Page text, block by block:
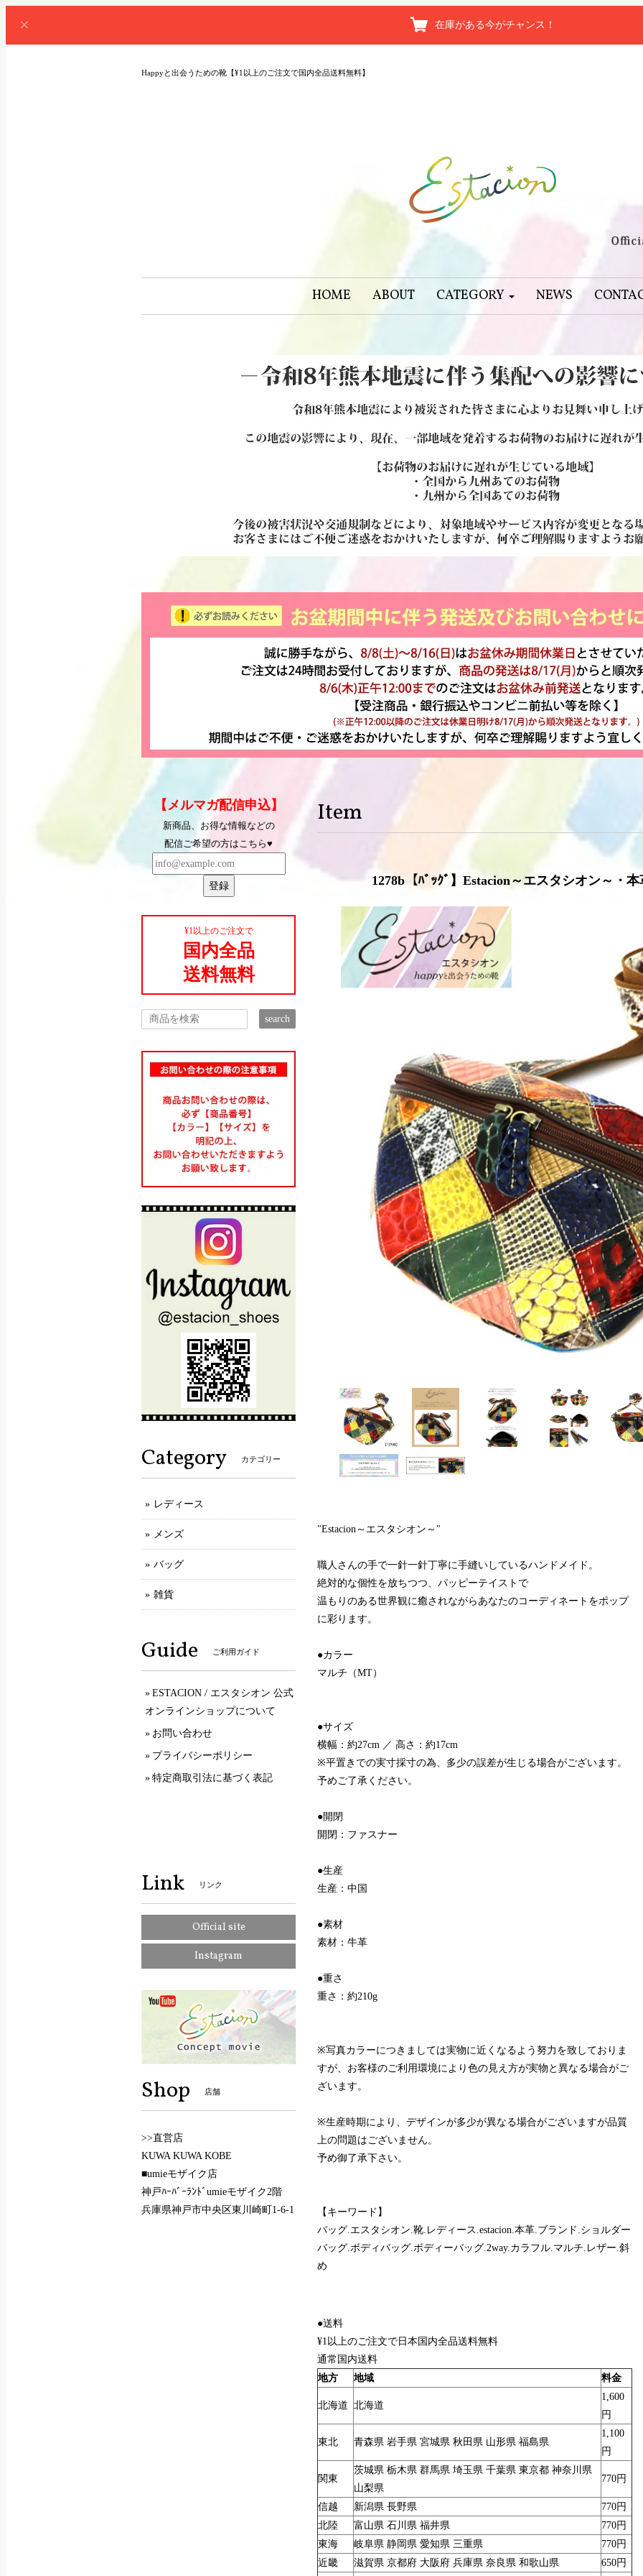
在庫がある今がチャンス！
Happyと出会うための靴【¥1以上のご注文で国内全品送料無料】
HOME ABOUT CATEGORY NEWS
Item
1278b【ﾊﾞｯｸﾞ】Estacion～エスタシオン～・
"Estacion～エスタシオン～"
職人さんの手で一針一針丁寧に手縫いしているハンドメイド。
絶対的な個性を放ちつつ、パッピーテイストで
温もりのある世界観に癒されながらあなたのコーディネートをポップ
に彩ります。
●カラー
マルチ（MT）
●サイズ
横幅：約27cm ／ 高さ：約17cm
※平置きでの実寸採寸の為、多少の誤差が生じる場合がございます。
予めご了承ください。
●開閉
開閉：ファスナー
●生産
生産：中国
●素材
素材：牛革
●重さ
重さ：約210g
※写真カラーにつきましては実物に近くなるよう努力を致しておりま
すが、お客様のご利用環境により色の見え方が実物と異なる場合がご
ざいます。
※生産時期により、デザインが多少が異なる場合がございますが品質
上の問題はございません。
予め御了承下さい。
【キーワード】
バッグ.エスタシオン.靴.レディース.estacion.本革.ブランド.ショルダー
バッグ.ボディバッグ.ボディーバッグ.2way.カラフル.マルチ.レザー.斜
め
●送料
¥1以上のご注文で日本国内全品送料無料
通常国内送料
地方
地域 料金
北海道 北海道
1,600
円
東北 青森県 岩手県 宮城県 秋田県 山形県 福島県
1,100
円
関東
茨城県 栃木県 群馬県 埼玉県 千葉県 東京都 神奈川県
山梨県
770円
信越 新潟県 長野県
770円
北陸
富山県 石川県 福井県
770円
東海
岐阜県 静岡県 愛知県 三重県
770円
近畿
滋賀県 京都府 大阪府 兵庫県 奈良県 和歌山県
650円
【メルマガ配信申込】
新商品、お得な情報などの
配信ご希望の方はこちら♥
登録
¥1以上のご注文で
国内全品
送料無料
search
Category カテゴリー
レディース
メンズ
バッグ
雑貨
Guide ご利用ガイド
ESTACION / エスタシオン 公式
オンラインショップについて
お問い合わせ
プライバシーポリシー
特定商取引法に基づく表記
Link リンク
Official site
Instagram
Shop 店舗
>>直営店
KUWA KUWA KOBE
■umieモザイク店
神戸ﾊｰﾊﾞｰﾗﾝﾄﾞumieモザイク2階
兵庫県神戸市中央区東川崎町1-6-1